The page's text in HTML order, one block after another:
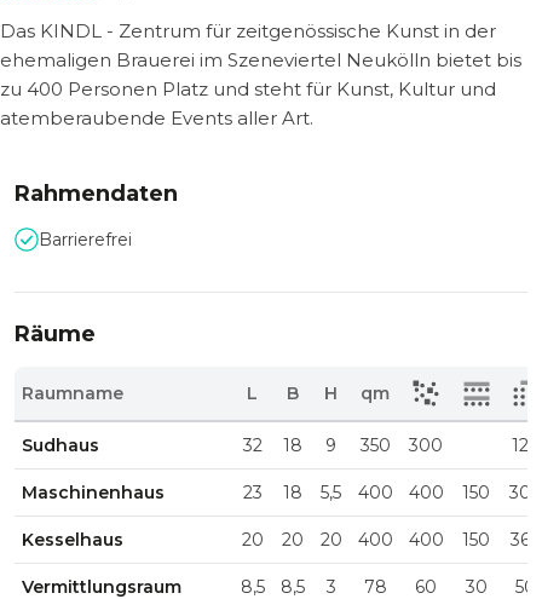
Das KINDL - Zentrum für zeitgenössische Kunst in der
ehemaligen Brauerei im Szeneviertel Neukölln bietet bis
zu 400 Personen Platz und steht für Kunst, Kultur und
atemberaubende Events aller Art.
Rahmendaten
Barrierefrei
Räume
Raumname L B H qm
Sudhaus 32 18 9 350 300 120
Maschinenhaus 23 18 5,5 400 400 150 300
Kesselhaus 20 20 20 400 400 150 360
Vermittlungsraum 8,5 8,5 3 78 60 30 50